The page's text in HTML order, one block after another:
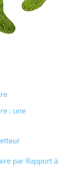
: une
par Rapport à